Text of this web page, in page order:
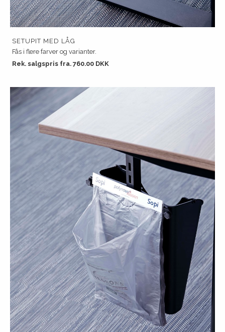
SETUPIT MED LÅG
Fås i flere farver og varianter.
Rek. salgspris fra. 760.00 DKK